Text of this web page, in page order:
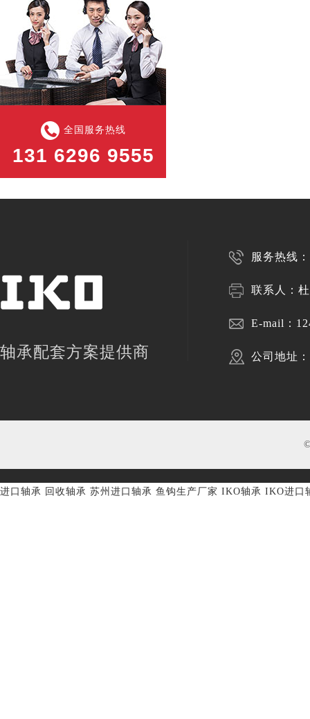
全国服务热线
131 6296 9555
轴承配套方案提供商
服务热线
联系人：
E-mail：
公司地址
进口轴承 回收轴承 苏州进口轴承 鱼钩生产厂家 IKO轴承 IKO进口